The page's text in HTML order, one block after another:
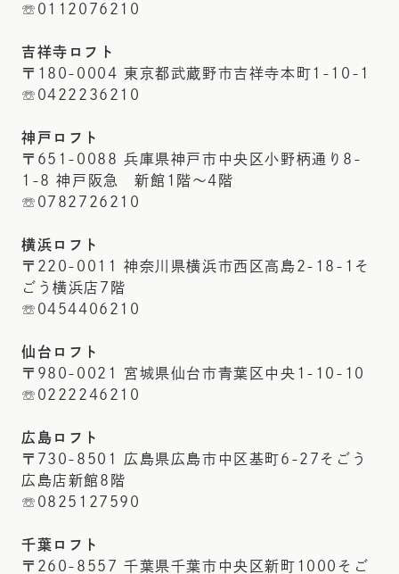
☏0112076210
吉祥寺ロフト
〒180-0004 東京都武蔵野市吉祥寺本町1-10-1
☏0422236210
神戸ロフト
〒651-0088 兵庫県神戸市中央区小野柄通り8-
1-8 神戸阪急 新館1階～4階
☏0782726210
横浜ロフト
〒220-0011 神奈川県横浜市西区高島2-18-1そ
ごう横浜店7階
☏0454406210
仙台ロフト
〒980-0021 宮城県仙台市青葉区中央1-10-10
☏0222246210
広島ロフト
〒730-8501 広島県広島市中区基町6-27そごう
広島店新館8階
☏0825127590
千葉ロフト
〒260-8557 千葉県千葉市中央区新町1000そご